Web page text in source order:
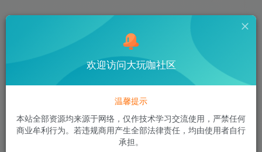
欢迎访问大玩咖社区
温馨提示
本站全部资源均来源于网络，仅作技术学习交流使用，严禁任何
商业牟利行为。若违规商用产生全部法律责任，均由使用者自行
承担。